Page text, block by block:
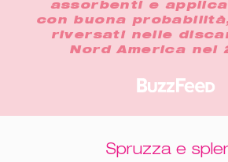
assorbenti e
con buona
riversati nelle
Nord America nel
Spruzza e